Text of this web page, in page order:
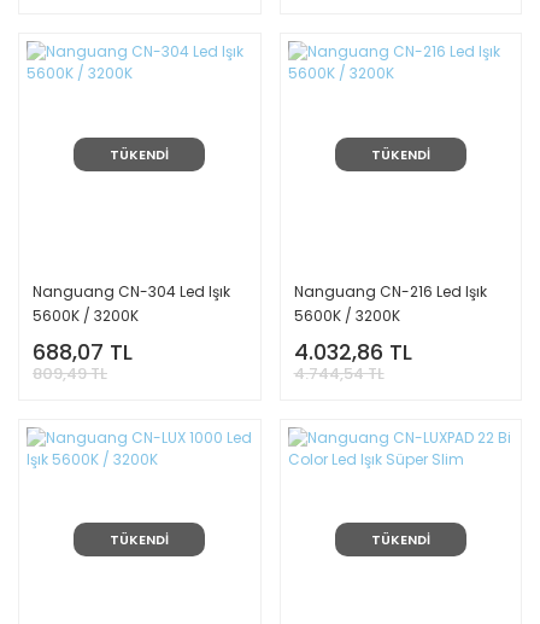
TÜKENDİ
Nanguang CN-304 Led Işık
5600K / 3200K
688,07 TL
809,49 TL
TÜKENDİ
Nanguang CN-216 Led Işık
5600K / 3200K
4.032,86 TL
4.744,54 TL
TÜKENDİ TÜKENDİ